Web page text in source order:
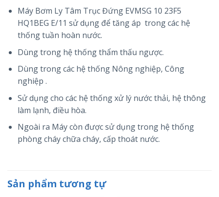
Máy Bơm Ly Tâm Trục Đứng EVMSG 10 23F5
HQ1BEG E/11 sử dụng để tăng áp trong các hệ
thống tuần hoàn nước.
Dùng trong hệ thống thẩm thấu ngược.
Dùng trong các hệ thống Nông nghiệp, Công
nghiệp .
Sử dụng cho các hệ thống xử lý nước thải, hệ thông
làm lạnh, điều hòa.
Ngoài ra Máy còn được sử dụng trong hệ thống
phòng cháy chữa cháy, cấp thoát nước.
Sản phẩm tương tự